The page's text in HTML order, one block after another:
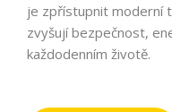
je zpřístupnit moderní
zvyšují bezpečnost,
každodenním životě.